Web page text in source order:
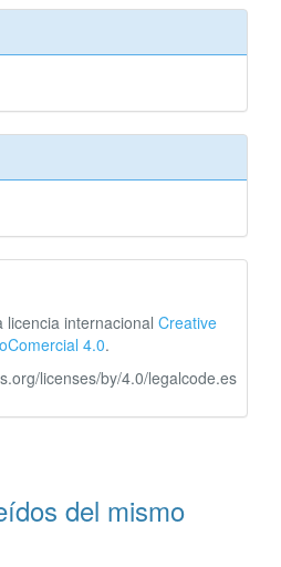
licencia internacional Creative
4.0.
licenses/by/4.0/legalcode.es
del mismo